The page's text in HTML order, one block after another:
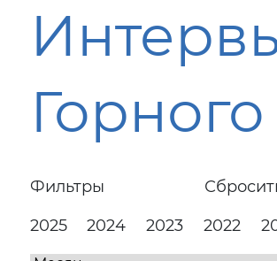
Фильтры
2025
2024 2023 2022